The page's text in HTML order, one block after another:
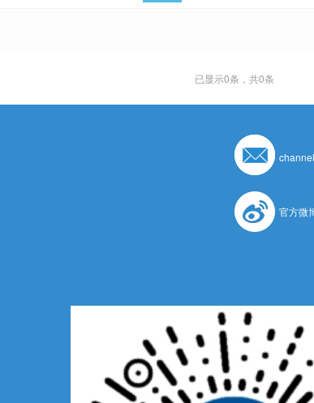
已显示0条，共0条
官方微